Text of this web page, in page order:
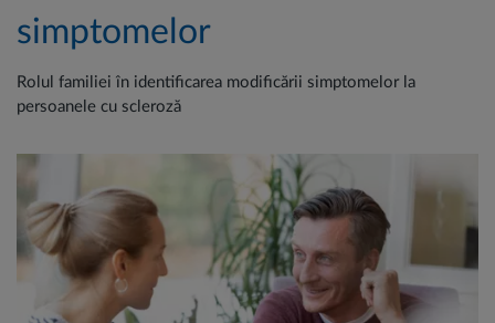
simptomelor
Rolul familiei în identificarea modificării simptomelor la
persoanele cu scleroză